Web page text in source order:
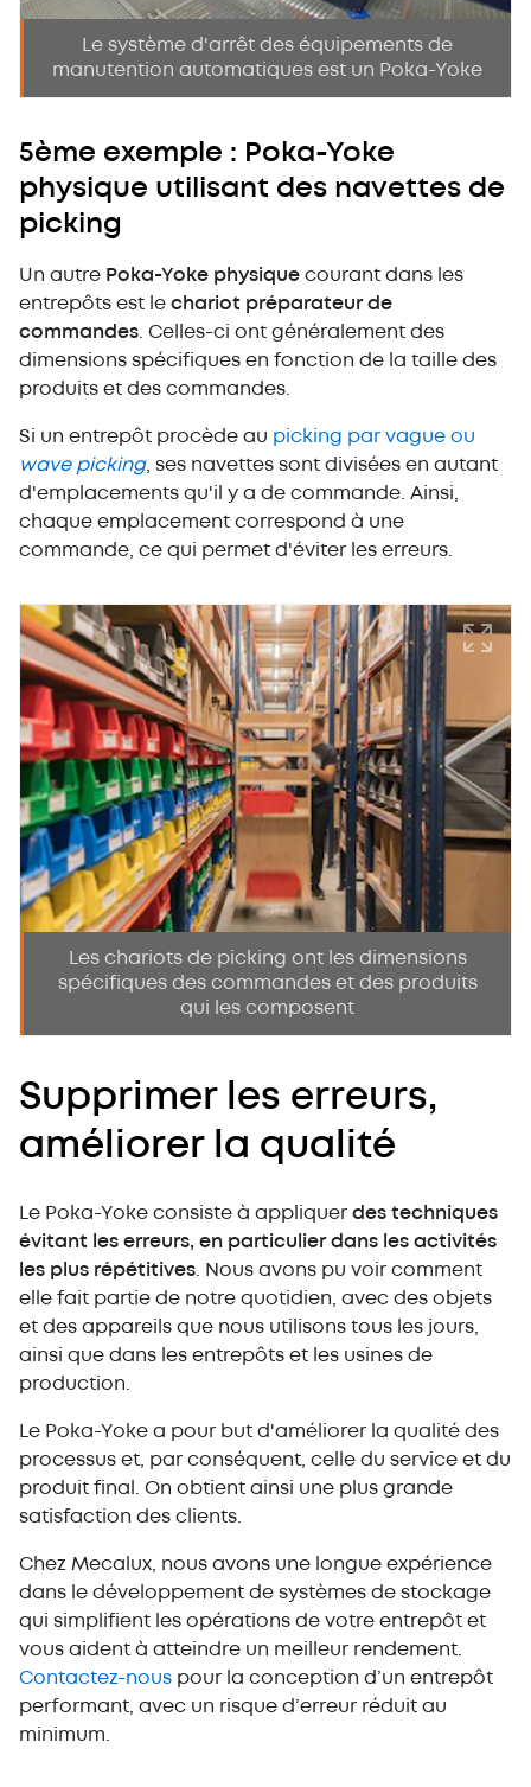
Le système d'arrêt des équipements de
manutention automatiques est un Poka-Yoke
5ème exemple : Poka-Yoke
physique utilisant des navettes de
picking
Un autre Poka-Yoke physique courant dans les
entrepôts est le chariot préparateur de
commandes . Celles-ci ont généralement des
dimensions spécifiques en fonction de la taille des
produits et des commandes.
Si un entrepôt procède au picking par vague ou
wave picking, ses navettes sont divisées en autant
d'emplacements qu'il y a de commande. Ainsi,
chaque emplacement correspond à une
commande, ce qui permet d'éviter les erreurs.
Les chariots de picking ont les dimensions
spécifiques des commandes et des produits
qui les composent
Supprimer les erreurs,
améliorer la qualité
Le Poka-Yoke consiste à appliquer des techniques
évitant les erreurs, en particulier dans les activités
les plus répétitives . Nous avons pu voir comment
elle fait partie de notre quotidien, avec des objets
et des appareils que nous utilisons tous les jours,
ainsi que dans les entrepôts et les usines de
production.
Le Poka-Yoke a pour but d'améliorer la qualité des
processus et, par conséquent, celle du service et du
produit final. On obtient ainsi une plus grande
satisfaction des clients.
Chez Mecalux, nous avons une longue expérience
dans le développement de systèmes de stockage
qui simplifient les opérations de votre entrepôt et
vous aident à atteindre un meilleur rendement.
Contactez-nous pour la conception d’un entrepôt
performant, avec un risque d’erreur réduit au
minimum.